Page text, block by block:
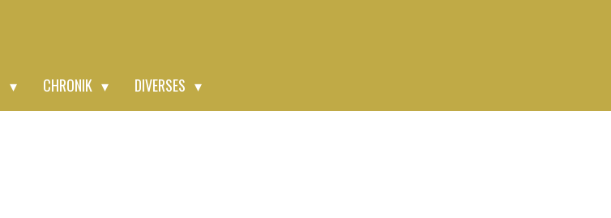
CHRONIK DIVERSES